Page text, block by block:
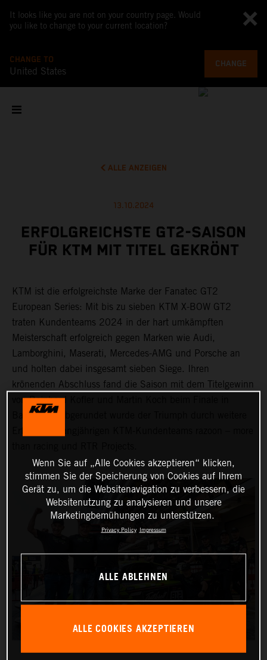
It looks like you are not on your country page. Would
you like to change to your current location?
CHANGE TO
United States
CHANGE
ALLE ANZEIGEN
13.10.2024
ERFOLGREICHSTE GT2-SAISON
FÜR KTM MIT TITEL GEKRÖNT
KTM ist die erfolgreichste Marke der Fanatec GT2
European Series: Mit bis zu sieben KTM X-BOW GT2
traten Kundenteams 2024 in der hart umkämpften
Meisterschaft erfolgreich gegen Marken wie Audi,
Lamborghini, Maserati, Mercedes-AMG und Porsche an
und holten dabei insgesamt sieben Siege. Ihren
krönenden Abschluss fand die Saison mit dem Titelgewinn
von Reinhard Kofler und Martin Koch beim Finale in
Barcelona. Abgerundet wurde der Triumph durch weitere
Wenn Sie auf „Alle Cookies akzeptieren“ klicken,
stimmen Sie der Speicherung von Cookies auf Ihrem
Gerät zu, um die Websitenavigation zu verbessern, die
Websitenutzung zu analysieren und unsere
Marketingbemühungen zu unterstützen.
Privacy Policy Impressum
ALLE ABLEHNEN
ALLE COOKIES AKZEPTIEREN